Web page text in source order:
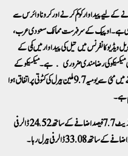
لیے پیداوار کو کم کرنے اور کرونا وائرس سے
کر دی ہے۔اوپیک کے سرفہرست ممالک سعودی عرب،
کانفرنس میں تیل کی پیداوار میں کمی کے
میکسیکو کی رضامندی ضروری ہے۔ میکسیکو کے
وزیر توانائی روسیو نہلے کے مطابق اتوار کو ہونے والے سمجھوتے میں مئی سے یومیہ 9.7 ملین بیرل کی کٹوتی پر اتفاق ہوا
ایشیائی منڈیوں میں پیر کو امریکی بینچ مارک ویسٹ ٹیکساس انٹرمیڈیٹ 7.7 فیصد اضافے کے ساتھ 24.52 ڈالر فی
ڈالر فی بیرل رہا۔